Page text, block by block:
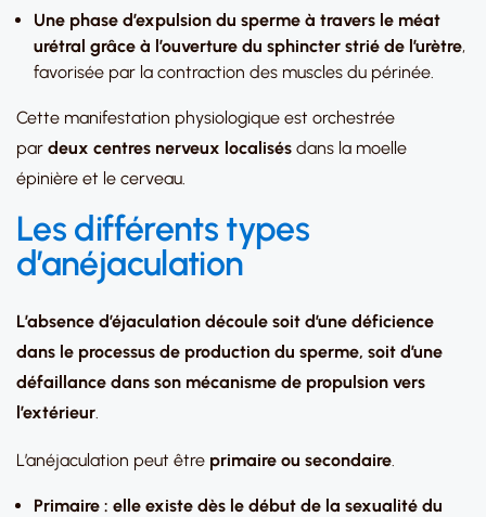
Une phase d’expulsion du sperme à travers le méat
urétral grâce à l’ouverture du sphincter strié de l’urètre,
favorisée par la contraction des muscles du périnée.
Cette manifestation physiologique est orchestrée
par deux centres nerveux localisés dans la moelle
épinière et le cerveau.
Les différents types
d’anéjaculation
L’absence d’éjaculation découle soit d’une déficience
dans le processus de production du sperme, soit d’une
défaillance dans son mécanisme de propulsion vers
l’extérieur.
L’anéjaculation peut être primaire ou secondaire.
Primaire : elle existe dès le début de la sexualité du